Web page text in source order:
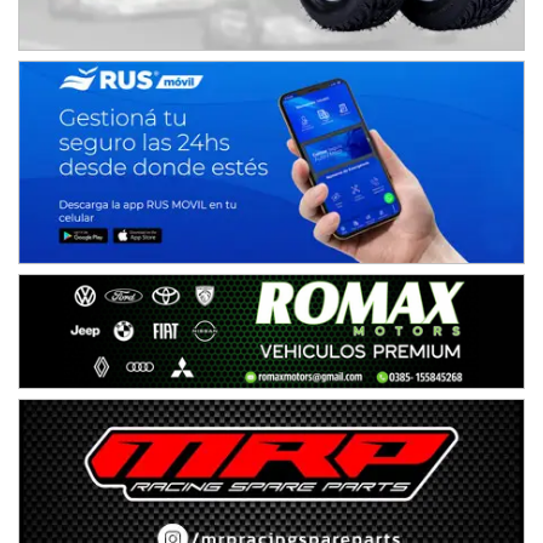
08/09-AGO
IAME SERIES ARGENTINA 6
Ramiro Tot (Asfalto)
KDO - F6
Ciudad de Trenque Lauquen (Asfalto)
ENTRERRIANO - F6 (POSTERGADA)
Parque de la Velocidad (Asfalto)
Villaguay (Entre Ríos)
VICTORIENSE - F7
El Cerro (Tierra)
Victoria (Entre Ríos)
PATAGONICO - F6
Moto Club Reginense (Tierra)
Gral. E. Godoy (Río Negro)
CSK - F7